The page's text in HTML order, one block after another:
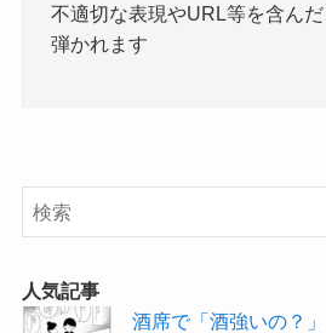
不適切な表現やURL等を含ん
弾かれます
人気記事
酒席で「酒強いの？